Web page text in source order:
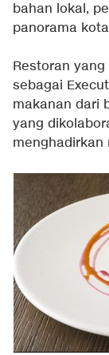
bahan lokal,
panorama
Restoran
sebagai
makanan dari
yang
menghadirkan